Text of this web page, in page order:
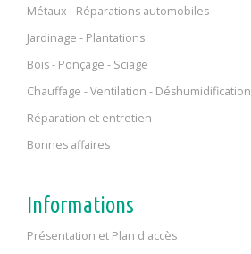
Métaux - Réparations automobiles
Jardinage - Plantations
Bois - Ponçage - Sciage
Chauffage - Ventilation - Déshumidification
Réparation et entretien
Bonnes affaires
Informations
Présentation et Plan d'accès